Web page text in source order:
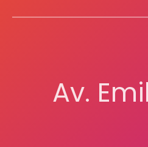
Av.